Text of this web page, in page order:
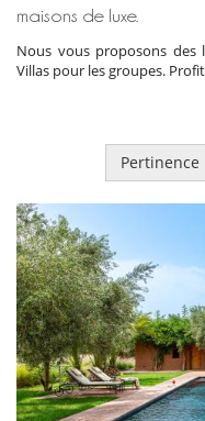
maisons de luxe.
Nous vous proposons
Villas pour les groupes.
Pertinence